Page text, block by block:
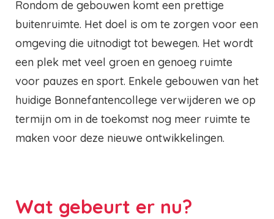
Rondom de gebouwen komt een prettige
buitenruimte. Het doel is om te zorgen voor een
omgeving die uitnodigt tot bewegen. Het wordt
een plek met veel groen en genoeg ruimte
voor pauzes en sport. Enkele gebouwen van het
huidige Bonnefantencollege verwijderen we op
termijn om in de toekomst nog meer ruimte te
maken voor deze nieuwe ontwikkelingen.
Wat gebeurt er nu?